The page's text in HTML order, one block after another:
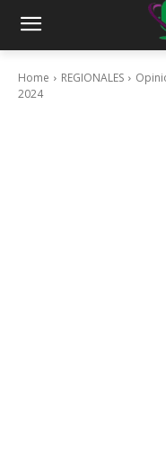
Home REGIONALES
2024